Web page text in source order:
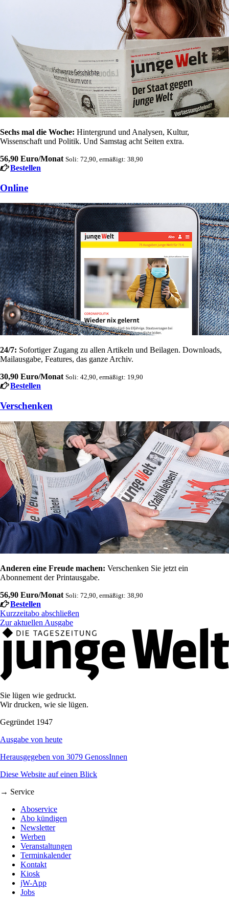
Sechs mal die Woche: Hintergrund und Analysen, Kultur,
Wissenschaft und Politik. Und Samstag acht Seiten extra.
56,90 Euro/Monat Soli: 72,90, ermäßigt: 38,90
Bestellen
Online
24/7: Sofortiger Zugang zu allen Artikeln und Beilagen. Downloads,
Mailausgabe, Features, das ganze Archiv.
30,90 Euro/Monat Soli: 42,90, ermäßigt: 19,90
Bestellen
Verschenken
Anderen eine Freude machen: Verschenken Sie jetzt ein
Abonnement der Printausgabe.
56,90 Euro/Monat Soli: 72,90, ermäßigt: 38,90
Bestellen
Kurzzeitabo abschließen
Zur aktuellen Ausgabe
Sie lügen wie gedruckt.
Wir drucken, wie sie lügen.
Gegründet 1947
Ausgabe von heute
Herausgegeben von 3079 GenossInnen
Diese Website auf einen Blick
→ Service
Aboservice
Abo kündigen
Newsletter
Werben
Veranstaltungen
Terminkalender
Kontakt
Kiosk
jW-App
Jobs